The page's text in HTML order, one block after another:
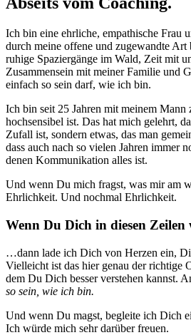
Ich bin eine ehrliche, empathische Frau
durch meine offene und zugewandte
ruhige Spaziergänge im Wald, Zeit mit
Zusammensein mit meiner Familie und
einfach so sein darf, wie ich bin.
Ich bin seit 25 Jahren mit meinem Mann
hochsensibel ist. Das hat mich gelehrt,
Zufall ist, sondern etwas, das man
dass auch nach so vielen Jahren immer
denen Kommunikation alles ist.
Und wenn Du mich fragst, was mir am
Ehrlichkeit. Und nochmal Ehrlichkeit.
Wenn Du Dich in diesen Zeilen
…dann lade ich Dich von Herzen ein,
Vielleicht ist das hier genau der richtige
dem Du Dich besser verstehen kannst.
so sein, wie ich bin.
Und wenn Du magst, begleite ich Dich
Ich würde mich sehr darüber freuen.